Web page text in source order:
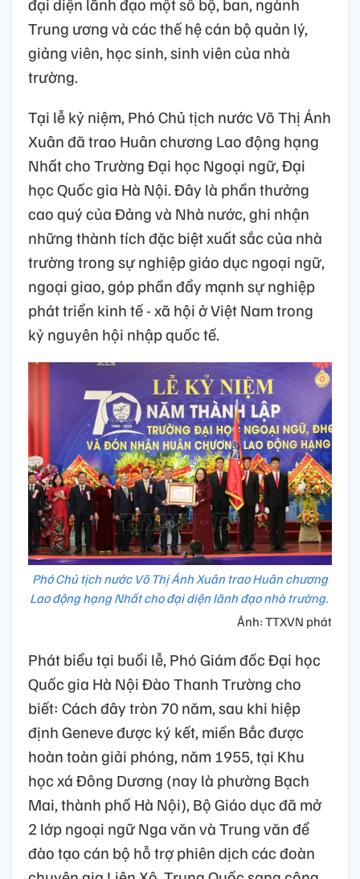
đại diện lãnh đạo một số bộ, ban, ngành
Trung ương và các thế hệ cán bộ quản lý,
giảng viên, học sinh, sinh viên của nhà
trường.
Tại lễ kỷ niệm, Phó Chủ tịch nước Võ Thị Ánh
Xuân đã trao Huân chương Lao động hạng
Nhất cho Trường Đại học Ngoại ngữ, Đại
học Quốc gia Hà Nội. Đây là phần thưởng
cao quý của Đảng và Nhà nước, ghi nhận
những thành tích đặc biệt xuất sắc của nhà
trường trong sự nghiệp giáo dục ngoại ngữ,
ngoại giao, góp phần đẩy mạnh sự nghiệp
phát triển kinh tế - xã hội ở Việt Nam trong
kỷ nguyên hội nhập quốc tế.
Phó Chủ tịch nước Võ Thị Ánh Xuân trao Huân chương
Lao động hạng Nhất cho đại diện lãnh đạo nhà trường.
Ảnh: TTXVN phát
Phát biểu tại buổi lễ, Phó Giám đốc Đại học
Quốc gia Hà Nội Đào Thanh Trường cho
biết: Cách đây tròn 70 năm, sau khi hiệp
định Geneve được ký kết, miền Bắc được
hoàn toàn giải phóng, năm 1955, tại Khu
học xá Đông Dương (nay là phường Bạch
Mai, thành phố Hà Nội), Bộ Giáo dục đã mở
2 lớp ngoại ngữ Nga văn và Trung văn để
đào tạo cán bộ hỗ trợ phiên dịch các đoàn